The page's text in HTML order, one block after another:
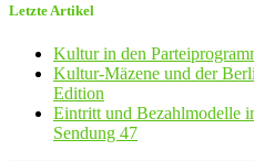
Letzte Artikel
Kultur in den
Kultur-Mäzene und der
Edition
Eintritt und Bezahlmodelle
Sendung 47